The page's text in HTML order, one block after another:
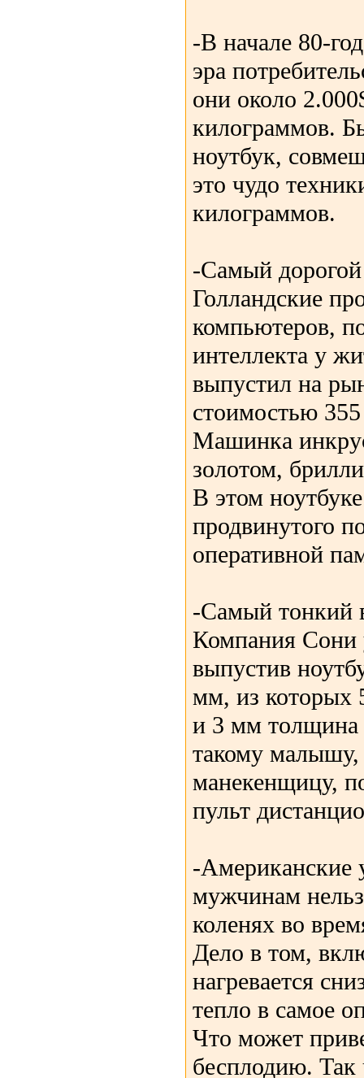
-В начале 80-
эра
они около
килограммов.
ноутбук,
это чудо
килограммов.
-Самый
Голландские
компьютеров,
интеллекта у
выпустил на
стоимостью
Машинка
золотом,
В этом
продвинутого
оперативной
-Самый тонкий
Компания Сони
выпустив
мм, из которых
и 3 мм толщина
такому малышу,
манекенщицу,
пульт
-Американские
мужчинам
коленях во
Дело в том,
нагревается
тепло в самое
Что может
бесплодию. Так